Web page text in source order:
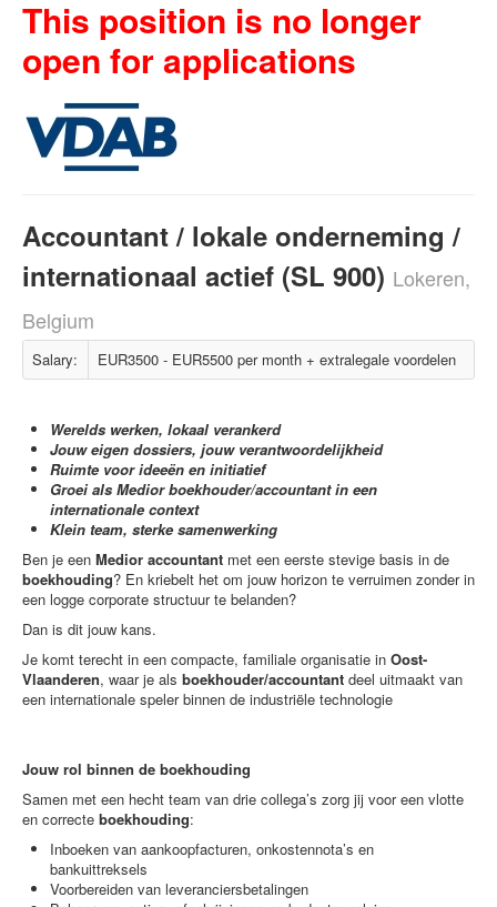
This position is no longer
open for applications
Accountant / lokale onderneming /
internationaal actief (SL 900) Lokeren,
Belgium
Salary: EUR3500 - EUR5500 per month + extralegale voordelen
Werelds werken, lokaal verankerd
Jouw eigen dossiers, jouw verantwoordelijkheid
Ruimte voor ideeën en initiatief
Groei als Medior boekhouder/accountant in een
internationale context
Klein team, sterke samenwerking
Ben je een Medior accountant met een eerste stevige basis in de
boekhouding? En kriebelt het om jouw horizon te verruimen zonder in
een logge corporate structuur te belanden?
Dan is dit jouw kans.
Je komt terecht in een compacte, familiale organisatie in Oost-
Vlaanderen, waar je als boekhouder/accountant deel uitmaakt van
een internationale speler binnen de industriële technologie
Jouw rol binnen de boekhouding
Samen met een hecht team van drie collega’s zorg jij voor een vlotte
en correcte boekhouding:
Inboeken van aankoopfacturen, onkostennota’s en
bankuittreksels
Voorbereiden van leveranciersbetalingen